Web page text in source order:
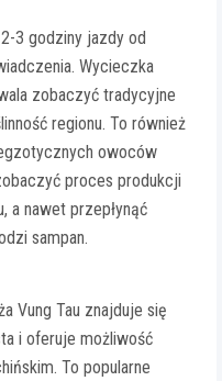
3 godziny jazdy od
Wycieczka
zobaczyć tradycyjne
regionu. To również
owoców
proces produkcji
a nawet przepłynąć
sampan.
Vung Tau znajduje się
i oferuje możliwość
To popularne